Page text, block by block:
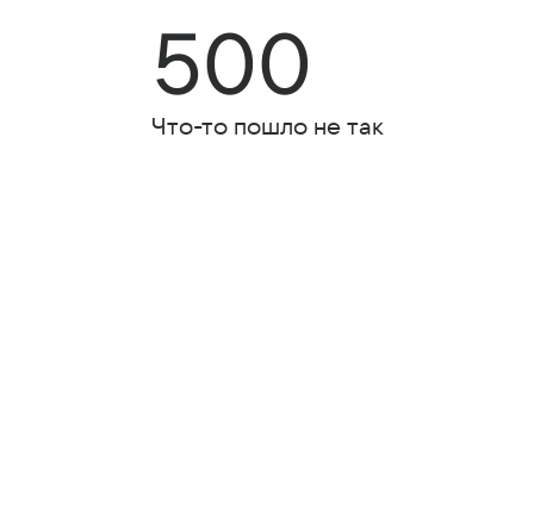
500
Что-то пошло не так